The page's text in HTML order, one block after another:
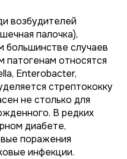
возбудителей
палочка),
случаев
патогенам относятся
Enterobacter,
стрептококку
не столько для
В редких
диабете,
поражения
инфекции.